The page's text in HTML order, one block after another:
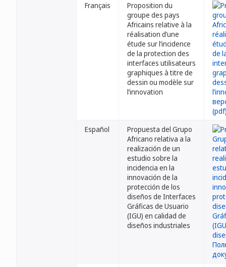
Français
Proposition du
groupe des pays
Africains relative à la
réalisation d’une
étude sur l’incidence
de la protection des
interfaces utilisateurs
graphiques à titre de
dessin ou modèle sur
l’innovation
Español
Propuesta del Grupo
Africano relativa a la
realización de un
estudio sobre la
incidencia en la
innovación de la
protección de los
diseños de Interfaces
Gráficas de Usuario
(IGU) en calidad de
diseños industriales